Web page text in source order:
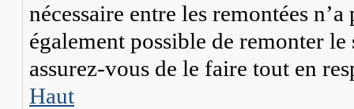
nécessaire entre les remontées
également possible de remonter
assurez-vous de le faire tout en
Haut